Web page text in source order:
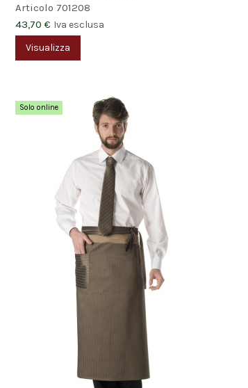
Articolo 701208
43,70 € Iva esclusa
Visualizza
Solo online